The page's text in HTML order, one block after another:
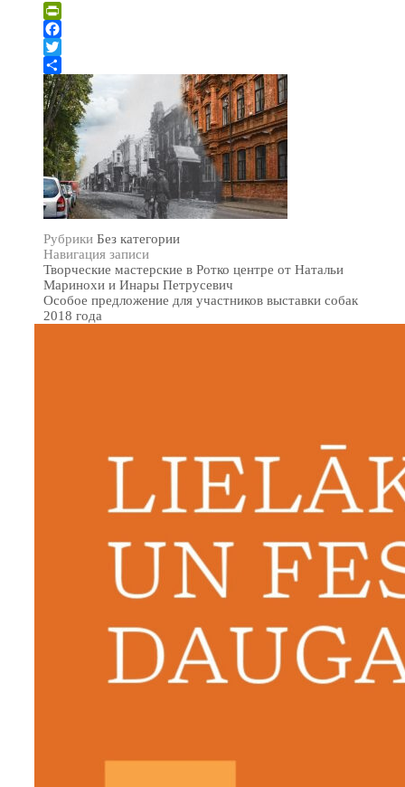
PrintFriendly
Facebook
Twitter
Отправить
Рубрики Без категории
Навигация записи
Творческие мастерские в Ротко центре от Натальи
Маринохи и Инары Петрусевич
Особое предложение для участников выставки собак
2018 года